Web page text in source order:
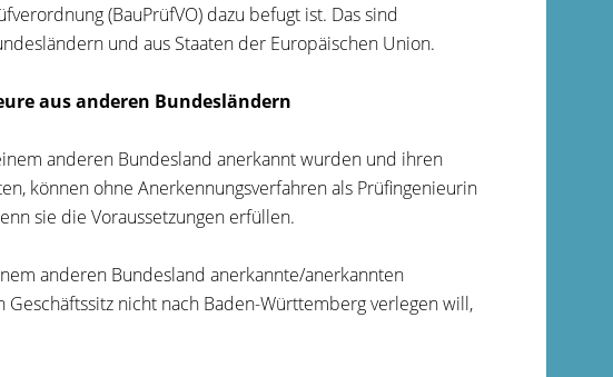
(BauPrüfVO) dazu befugt ist. Das sind
und aus Staaten der Europäischen Union.
aus anderen Bundesländern
anderen Bundesland anerkannt wurden und ihren
können ohne Anerkennungsverfahren als Prüfingenieurin
sie die Voraussetzungen erfüllen.
anderen Bundesland anerkannte/anerkannten
nicht nach Baden-Württemberg verlegen will,